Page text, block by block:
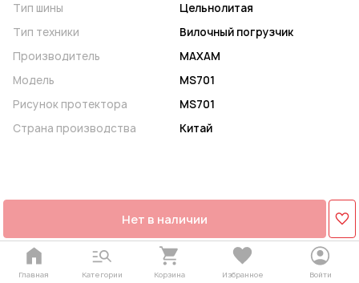
Тип шины
Цельнолитая
Тип техники
Вилочный погрузчик
Производитель
MAXAM
Модель
MS701
Рисунок протектора
MS701
Страна производства
Китай
Нет в наличии
Главная Категории Корзина Избранное Войти